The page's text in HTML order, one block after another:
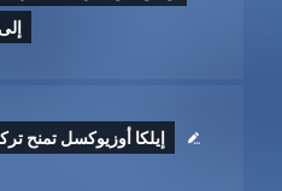
إيلكا أوزيوكسل تمنح